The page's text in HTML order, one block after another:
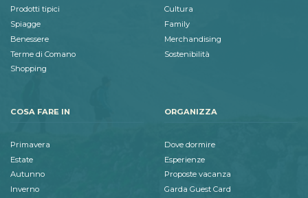
Prodotti tipici
Spiagge
Benessere
Terme di Comano
Shopping
Cultura
Family
Merchandising
Sostenibilità
COSA FARE IN
Primavera
Estate
Autunno
Inverno
ORGANIZZA
Dove dormire
Esperienze
Proposte vacanza
Garda Guest Card